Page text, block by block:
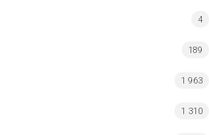
4
189
1 963
1 310